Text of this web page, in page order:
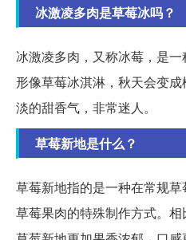
冰激凌多肉是草莓冰吗？
冰激凌多肉，又称冰莓，是
形像草莓冰淇淋，秋天会变
淡的甜香气，非常迷人。
草莓新地是什么？
草莓新地指的是一种在常规
草莓果肉的特殊制作方式。相